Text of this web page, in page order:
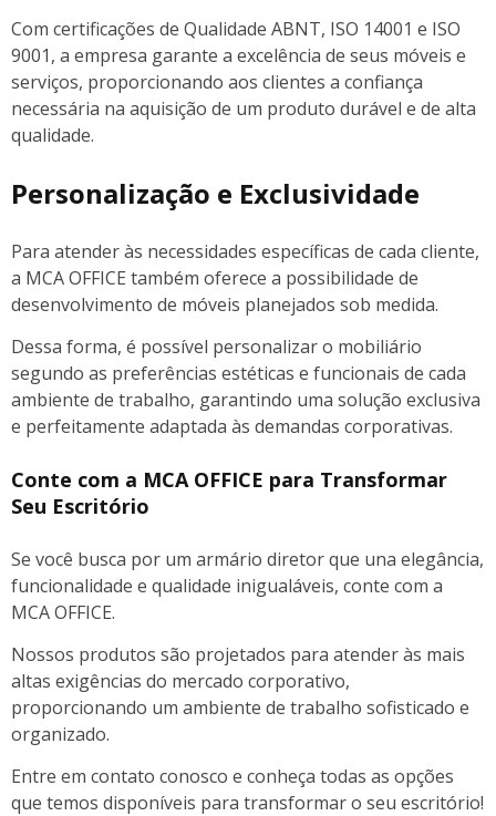
Com certificações de Qualidade ABNT, ISO 14001 e ISO
9001, a empresa garante a excelência de seus móveis e
serviços, proporcionando aos clientes a confiança
necessária na aquisição de um produto durável e de alta
qualidade.
Personalização e Exclusividade
Para atender às necessidades específicas de cada cliente,
a MCA OFFICE também oferece a possibilidade de
desenvolvimento de móveis planejados sob medida.
Dessa forma, é possível personalizar o mobiliário
segundo as preferências estéticas e funcionais de cada
ambiente de trabalho, garantindo uma solução exclusiva
e perfeitamente adaptada às demandas corporativas.
Conte com a MCA OFFICE para Transformar
Seu Escritório
Se você busca por um armário diretor que una elegância,
funcionalidade e qualidade inigualáveis, conte com a
MCA OFFICE.
Nossos produtos são projetados para atender às mais
altas exigências do mercado corporativo,
proporcionando um ambiente de trabalho sofisticado e
organizado.
Entre em contato conosco e conheça todas as opções
que temos disponíveis para transformar o seu escritório!